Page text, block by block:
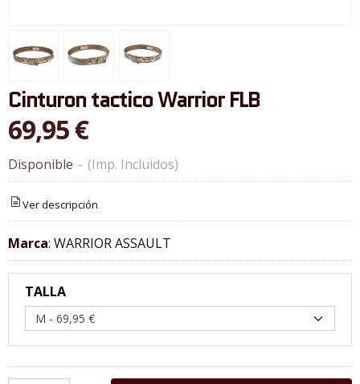
Cinturon tactico Warrior FLB
69,95 €
Disponible - (Imp. Incluidos)
Ver descripción
Marca: WARRIOR ASSAULT
TALLA